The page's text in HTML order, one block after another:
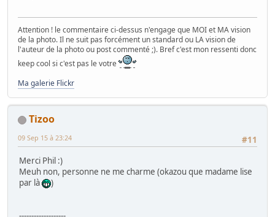
Attention ! le commentaire ci-dessus n'engage que MOI et MA vision
de la photo. Il ne suit pas forcément un standard ou LA vision de
l'auteur de la photo ou post commenté ;). Bref c'est mon ressenti donc
keep cool si c'est pas le votre
Ma galerie Flickr
Tizoo
#11
09 Sep 15 à 23:24
Merci Phil :)
Meuh non, personne ne me charme (okazou que madame lise
par là
)